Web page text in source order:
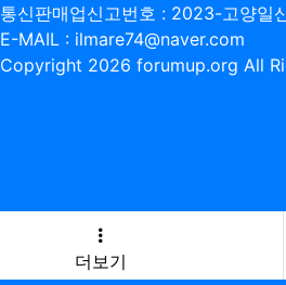
통신판매업신고번호 : 2023-고양일
E-MAIL : ilmare74@naver.com
Copyright 2026 forumup.org All
더보기